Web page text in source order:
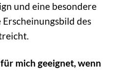
und eine besondere
des
mich geeignet, wenn